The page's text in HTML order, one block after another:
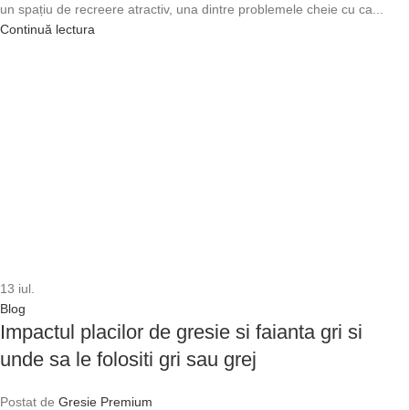
un spațiu de recreere atractiv, una dintre problemele cheie cu ca...
Continuă lectura
13 iul.
Blog
Impactul placilor de gresie si faianta gri si
unde sa le folositi gri sau grej
Postat de Gresie Premium